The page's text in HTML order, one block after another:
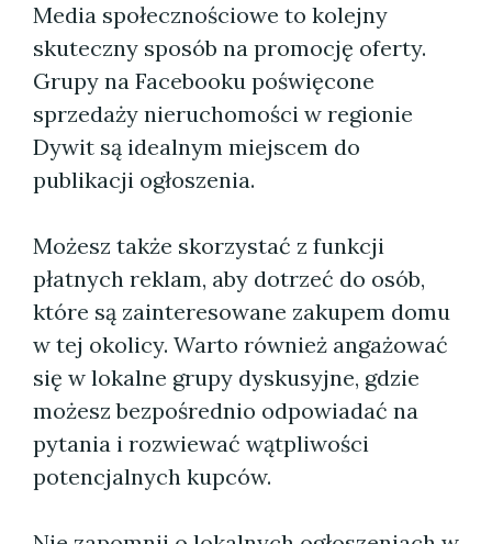
Media społecznościowe to kolejny
skuteczny sposób na promocję oferty.
Grupy na Facebooku poświęcone
sprzedaży nieruchomości w regionie
Dywit są idealnym miejscem do
publikacji ogłoszenia.
Możesz także skorzystać z funkcji
płatnych reklam, aby dotrzeć do osób,
które są zainteresowane zakupem domu
w tej okolicy. Warto również angażować
się w lokalne grupy dyskusyjne, gdzie
możesz bezpośrednio odpowiadać na
pytania i rozwiewać wątpliwości
potencjalnych kupców.